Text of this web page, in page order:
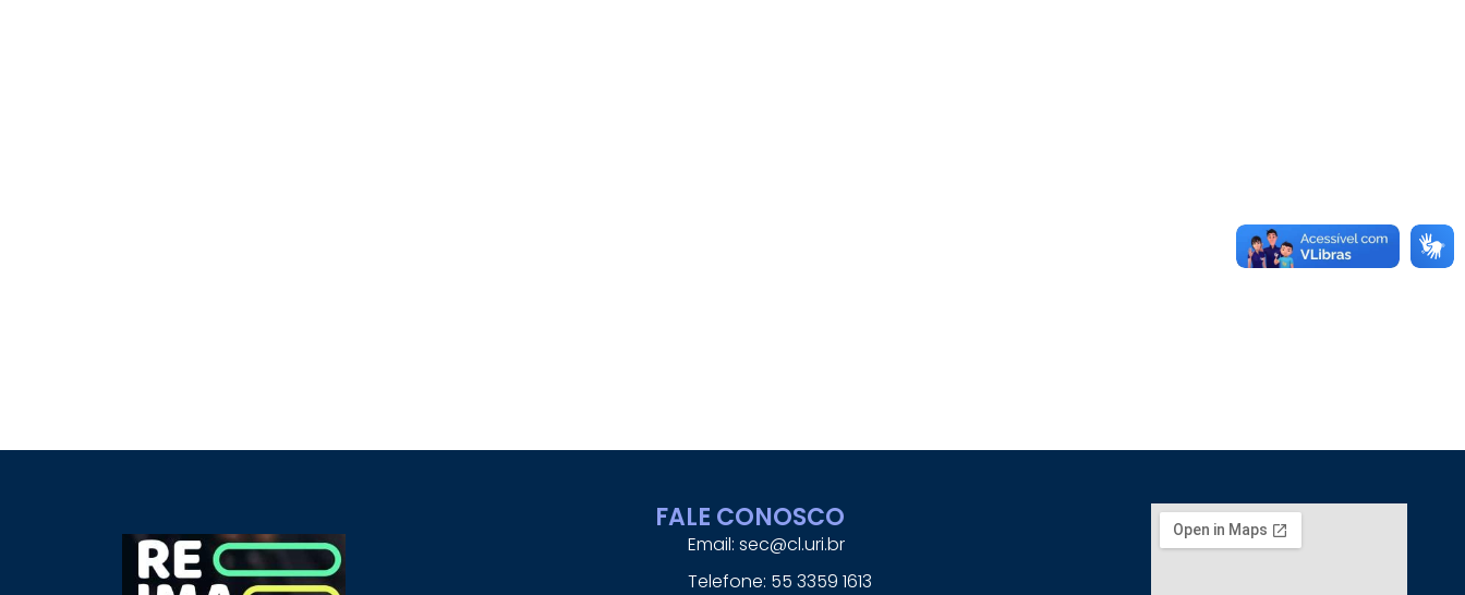
FALE CONOSCO
Email: sec@cl.uri.br
Telefone: 55 3359 1613